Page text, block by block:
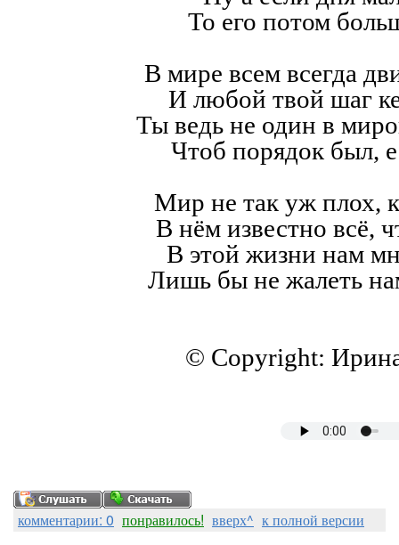
То его потом
В мире всем всегда
И любой твой шаг
Ты ведь не один в
Чтоб порядок был,
Мир не так уж плох,
В нём известно всё,
В этой жизни нам
Лишь бы не жалеть
© Copyright:
комментарии: 0 понравилось! вверх^ к полной версии